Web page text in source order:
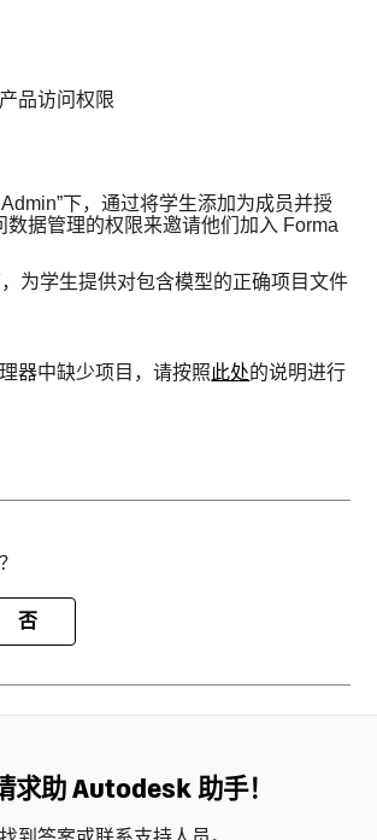
品访问权限
Admin”下，通过将学生添加为成员并授
数据管理的权限来邀请他们加入 Forma
，为学生提供对包含模型的正确项目文件
器中缺少项目，请按照此处的说明进行
否
求助 Autodesk 助手！